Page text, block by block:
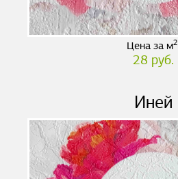
Цена за м2
28 руб.
Иней